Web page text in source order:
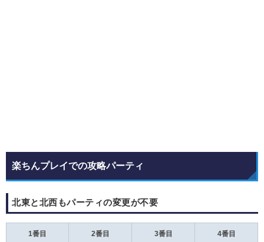
楽ちんプレイでの攻略パーティ
北東と北西もパーティの変更が不要
1番目 2番目 3番目 4番目